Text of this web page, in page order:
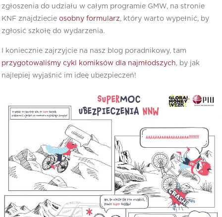
zgłoszenia do udziału w całym programie GMW, na stronie
KNF znajdziecie osobny formularz, który warto wypełnić, by
zgłosić szkołę do wydarzenia.
I koniecznie zajrzyjcie na nasz blog poradnikowy, tam
przygotowaliśmy cykl komiksów dla najmłodszych, by jak
najlepiej wyjaśnić im ideę ubezpieczeń!